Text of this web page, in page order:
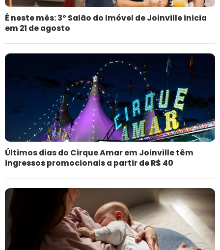
É neste mês: 3º Salão do Imóvel de Joinville inicia
em 21 de agosto
Últimos dias do Cirque Amar em Joinville têm
ingressos promocionais a partir de R$ 40